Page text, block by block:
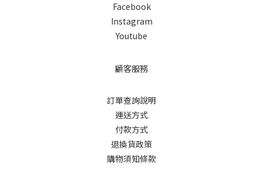
Facebook
Instagram
Youtube
顧客服務
訂單查詢說明
運送方式
付款方式
退換貨政策
購物須知條款